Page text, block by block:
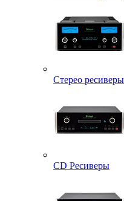
Стерео ресиверы
CD Ресиверы